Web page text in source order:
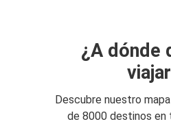
¿A dónde
Descubre nuestro
de 8000 destinos en